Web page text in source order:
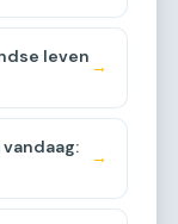
leven
→
→